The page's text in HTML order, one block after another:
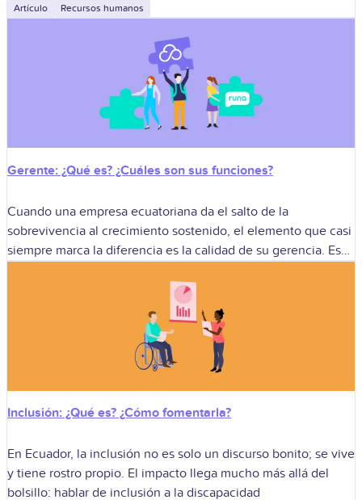
Artículo Recursos humanos
Gerente: ¿Qué es? ¿Cuáles son sus funciones?
Cuando una empresa ecuatoriana da el salto de la
sobrevivencia al crecimiento sostenido, el elemento que casi
siempre marca la diferencia es la calidad de su gerencia. Ese
Inclusión: ¿Qué es? ¿Cómo fomentarla?
En Ecuador, la inclusión no es solo un discurso bonito; se vive
y tiene rostro propio. El impacto llega mucho más allá del
bolsillo: hablar de inclusión a la discapacidad